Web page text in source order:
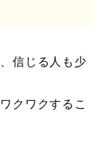
信じる人も少
クワクするこ